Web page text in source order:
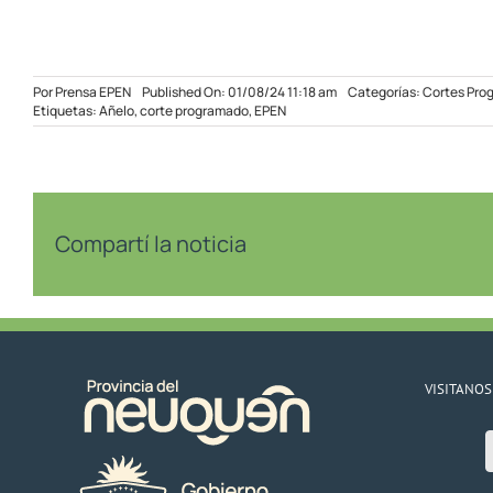
PorPrensa EPEN Published On: 01/08/24 11:18 am Categorías:Cortes
Etiquetas:Añelo,corte programado,EPEN
Compartí la noticia